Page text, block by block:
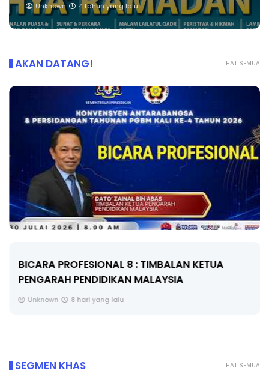
Unknown 4 tahun yang lalu
LIHAT SEMUA
AKAN DATANG!
BICARA PROFESIONAL 8 : TIMBALAN KETUA
PENGARAH PENDIDIKAN MALAYSIA
Unknown 8 hari yang lalu
LIHAT SEMUA
SEGMEN KHAS